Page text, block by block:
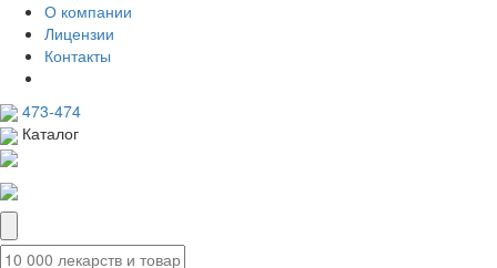
О компании
Лицензии
Контакты
473-474
Каталог